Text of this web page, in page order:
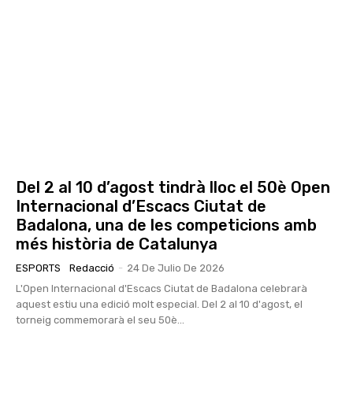
Del 2 al 10 d’agost tindrà lloc el 50è Open
Internacional d’Escacs Ciutat de
Badalona, una de les competicions amb
més història de Catalunya
ESPORTS Redacció - 24 De Julio De 2026
L'Open Internacional d'Escacs Ciutat de Badalona celebrarà
aquest estiu una edició molt especial. Del 2 al 10 d'agost, el
torneig commemorarà el seu 50è...